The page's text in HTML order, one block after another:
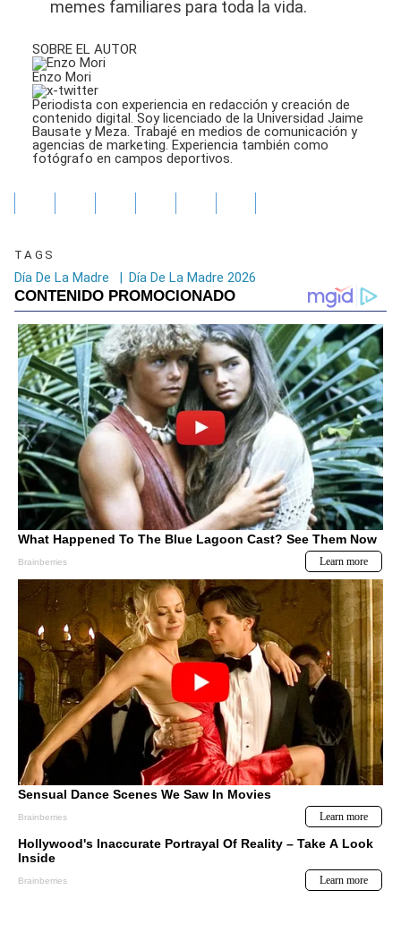
memes familiares para toda la vida.
SOBRE EL AUTOR
Enzo Mori
Periodista con experiencia en redacción y creación de
contenido digital. Soy licenciado de la Universidad Jaime
Bausate y Meza. Trabajé en medios de comunicación y
agencias de marketing. Experiencia también como
fotógrafo en campos deportivos.
TAGS
Día De La Madre | Día De La Madre 2026